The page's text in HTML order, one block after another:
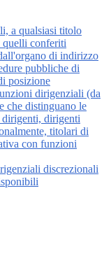
a qualsiasi titolo
conferiti
di indirizzo
pubbliche di
posizione
dirigenziali (da
che distinguano le
dirigenti, dirigenti
titolari di
con funzioni
discrezionali